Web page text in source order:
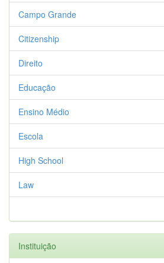
Campo Grande
Citizenship
Direito
Educação
Ensino Médio
Escola
High School
Law
Instituição